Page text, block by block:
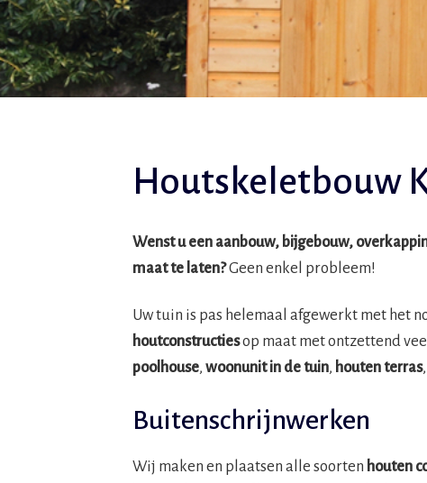
Houtskeletbouw
Wenst u een aanbouw, bijgebouw,
maat te laten?Geen enkel probleem!
Uw tuin is pas helemaal afgewerkt met het
houtconstructiesop maat met ontzettend
poolhouse, woonunit in de tuin, houten terras,
Buitenschrijnwerken
Wij maken en plaatsen alle soorten houten